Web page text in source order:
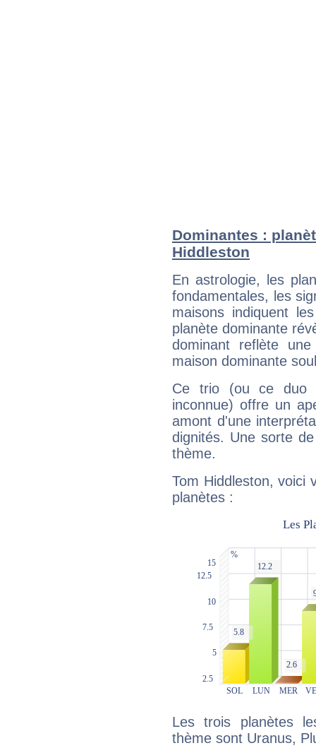
Dominantes :
Hiddleston
En astrologie, les
fondamentales, les
maisons indiquent
planète dominante
dominant reflète
maison dominante
Ce trio (ou ce duo
inconnue) offre un
amont d'une
dignités. Une sorte
thème.
Tom Hiddleston, voici
planètes :
Les trois planètes
thème sont Uranus,